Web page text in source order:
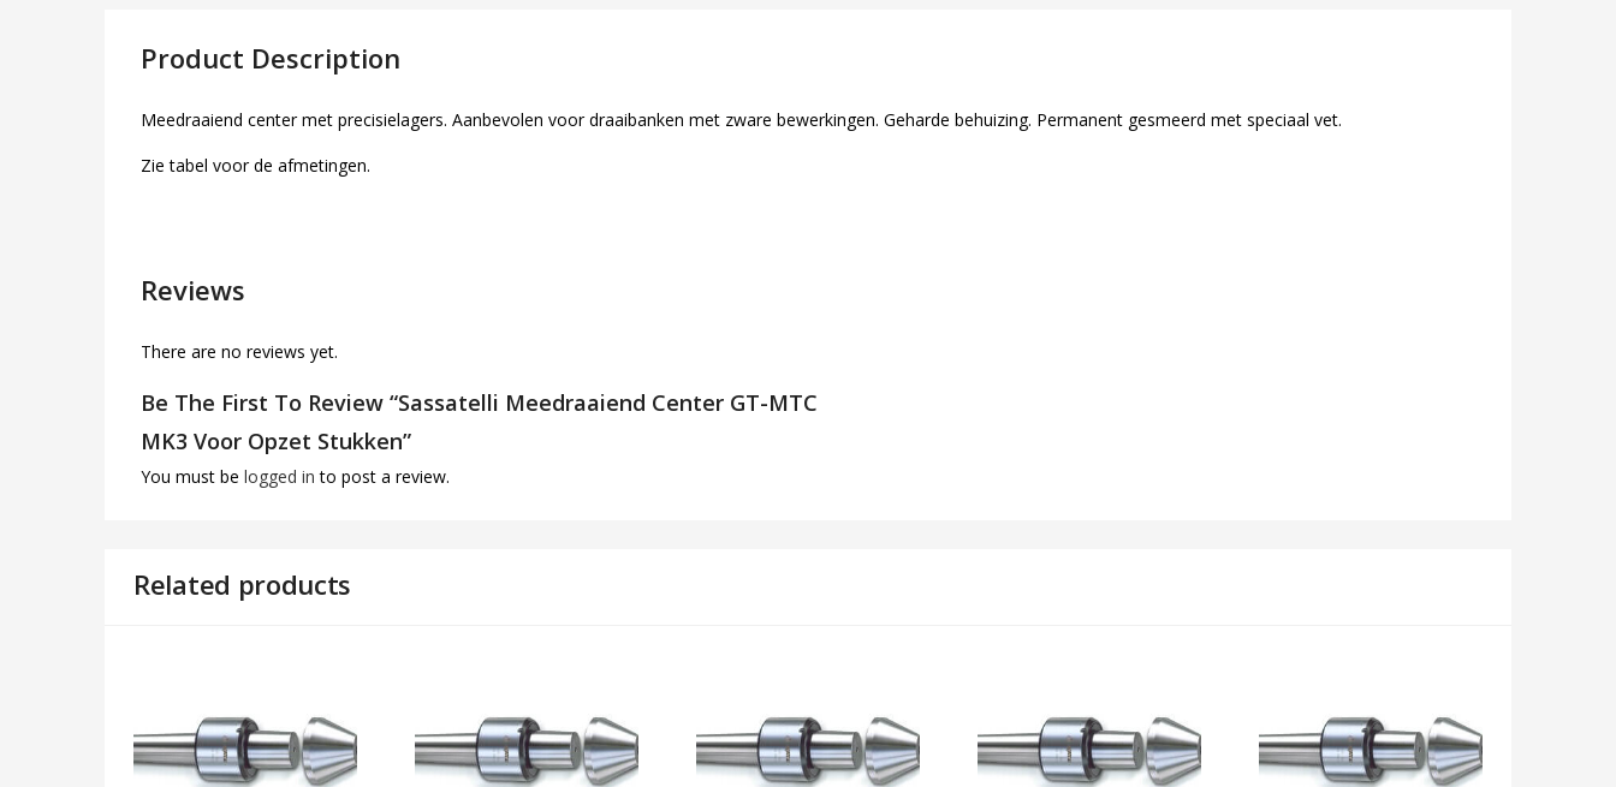
Product Description
Meedraaiend center met precisielagers. Aanbevolen voor draaibanken met zware bewerkingen. Geharde behuizing. Permanent gesmeerd met speciaal vet.
Zie tabel voor de afmetingen.
Reviews
There are no reviews yet.
Be The First To Review “Sassatelli Meedraaiend Center GT-MTC
MK3 Voor Opzet Stukken”
You must be logged in to post a review.
Related products